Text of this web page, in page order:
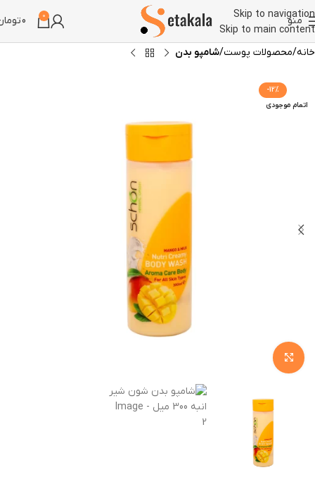
Skip to navigation
Skip to main content
منو 0
0
خانه محصولات پوست شامپو بدن
-12%
اتمام موجودی
بزرگنمایی تصویر